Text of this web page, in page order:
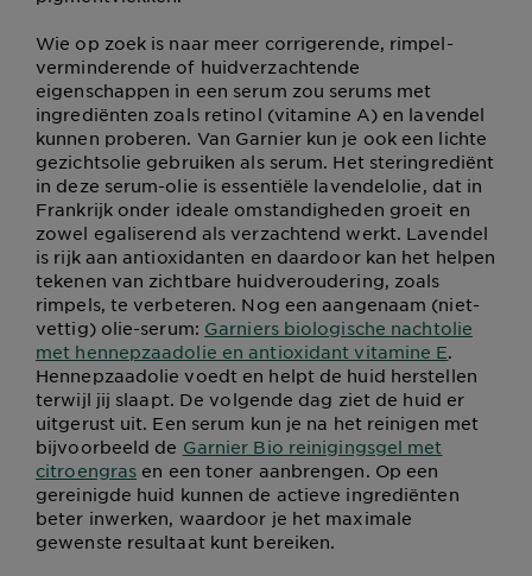
Wie op zoek is naar meer corrigerende, rimpel-
verminderende of huidverzachtende
eigenschappen in een serum zou serums met
ingrediënten zoals retinol (vitamine A) en lavendel
kunnen proberen. Van Garnier kun je ook een lichte
gezichtsolie gebruiken als serum. Het steringrediënt
in deze serum-olie is essentiële lavendelolie, dat in
Frankrijk onder ideale omstandigheden groeit en
zowel egaliserend als verzachtend werkt. Lavendel
is rijk aan antioxidanten en daardoor kan het helpen
tekenen van zichtbare huidveroudering, zoals
rimpels, te verbeteren. Nog een aangenaam (niet-
vettig) olie-serum: Garniers biologische nachtolie
met hennepzaadolie en antioxidant vitamine E.
Hennepzaadolie voedt en helpt de huid herstellen
terwijl jij slaapt. De volgende dag ziet de huid er
uitgerust uit. Een serum kun je na het reinigen met
bijvoorbeeld de Garnier Bio reinigingsgel met
citroengras en een toner aanbrengen. Op een
gereinigde huid kunnen de actieve ingrediënten
beter inwerken, waardoor je het maximale
gewenste resultaat kunt bereiken.